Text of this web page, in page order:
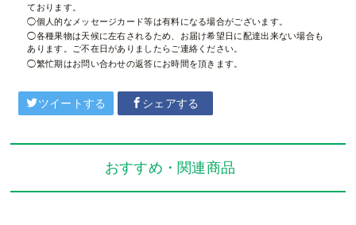
ております。
個人的なメッセージカード等は有料になる場合がございます。
各種果物は天候に左右されるため、お届け希望日に配達出来ない場合も
あります。ご不在日がありましたらご連絡ください。
繁忙期はお問い合わせの返答にお時間を頂きます。
ツイートする シェアする
おすすめ・関連商品